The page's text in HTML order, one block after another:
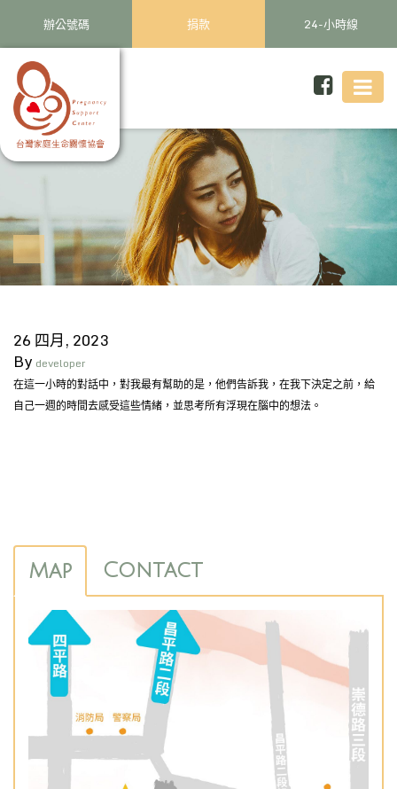
辦公號碼 捐款 24-小時線
26 四月, 2023
By developer
在這一小時的對話中，對我最有幫助的是，他們告訴我，在我下決定之前，給
自己一週的時間去感受這些情緒，並思考所有浮現在腦中的想法。
Map Contact